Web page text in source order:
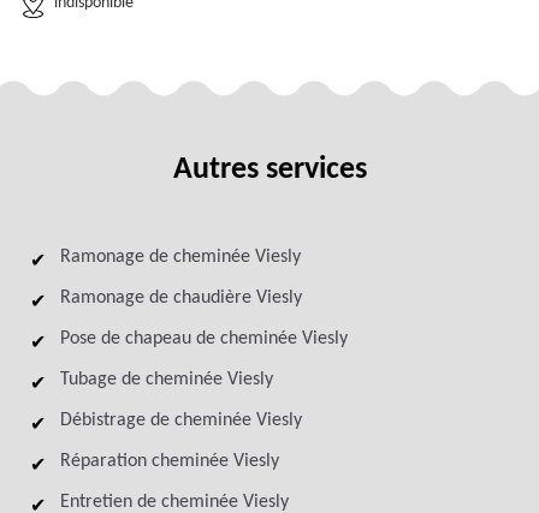
Autres services
Ramonage de cheminée Viesly
Ramonage de chaudière Viesly
Pose de chapeau de cheminée Viesly
Tubage de cheminée Viesly
Débistrage de cheminée Viesly
Réparation cheminée Viesly
Entretien de cheminée Viesly